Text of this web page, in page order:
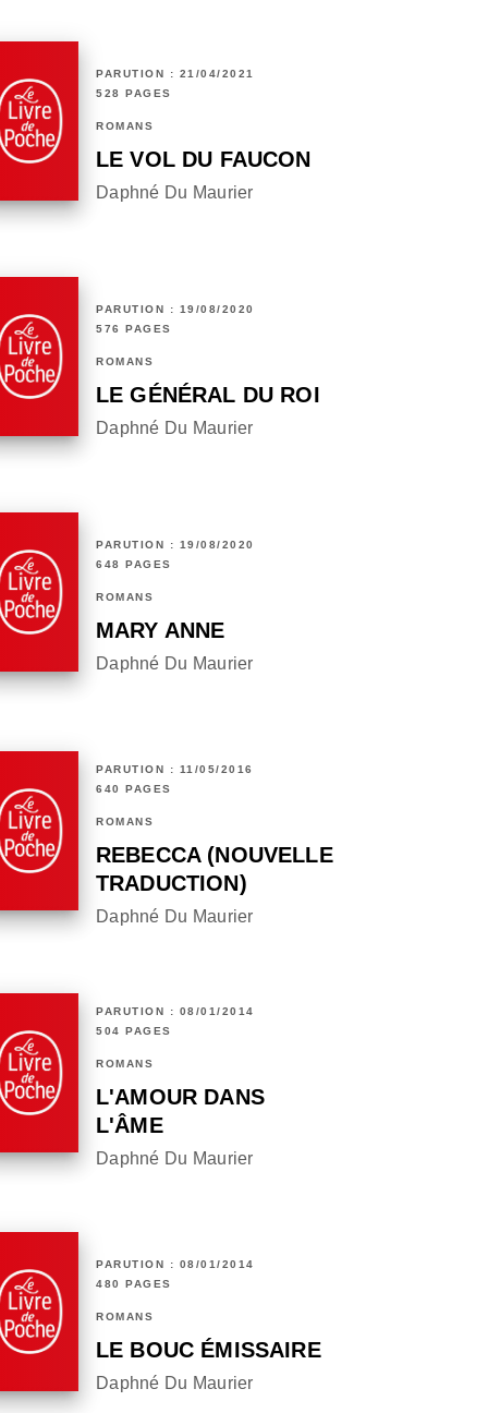
PARUTION : 21/04/2021
528 PAGES
ROMANS
LE VOL DU FAUCON
Daphné Du Maurier
PARUTION : 19/08/2020
576 PAGES
ROMANS
LE GÉNÉRAL DU ROI
Daphné Du Maurier
PARUTION : 19/08/2020
648 PAGES
ROMANS
MARY ANNE
Daphné Du Maurier
PARUTION : 11/05/2016
640 PAGES
ROMANS
REBECCA (NOUVELLE
TRADUCTION)
Daphné Du Maurier
PARUTION : 08/01/2014
504 PAGES
ROMANS
L'AMOUR DANS
L'ÂME
Daphné Du Maurier
PARUTION : 08/01/2014
480 PAGES
ROMANS
LE BOUC ÉMISSAIRE
Daphné Du Maurier